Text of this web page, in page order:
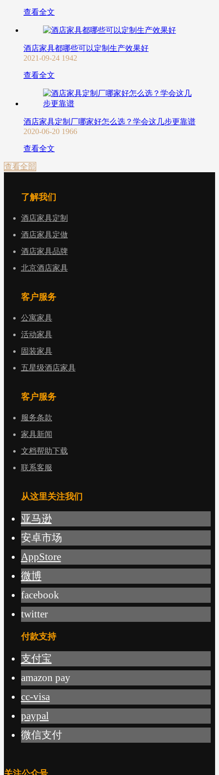
查看全文
酒店家具都哪些可以定制生产效果好
2021-09-24 1942
查看全文
酒店家具定制厂哪家好怎么选？学会这几步更靠谱
2020-06-20 1966
查看全文
查看全部
了解我们
酒店家具定制
酒店家具定做
酒店家具品牌
北京酒店家具
客户服务
公寓家具
活动家具
固装家具
五星级酒店家具
客户服务
服务条款
家具新闻
文档帮助下载
联系客服
从这里关注我们
亚马逊
安卓市场
AppStore
微博
facebook
twitter
付款支持
支付宝
amazon pay
cc-visa
paypal
微信支付